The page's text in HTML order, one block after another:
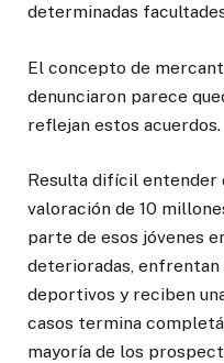
determinadas
El concepto de
denunciaron parece
reflejan estos acuerdos.
Resulta difícil entender
valoración de 10
parte de esos jóvenes
deterioradas,
deportivos y reciben
casos termina
mayoría de los